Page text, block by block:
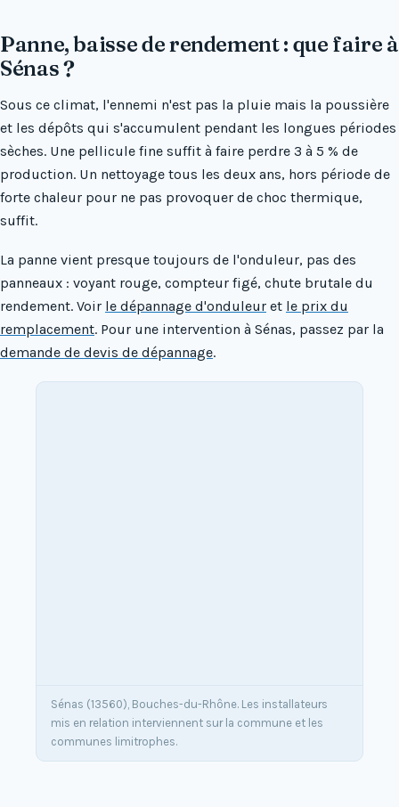
Panne, baisse de rendement : que faire à
Sénas ?
Sous ce climat, l'ennemi n'est pas la pluie mais la poussière
et les dépôts qui s'accumulent pendant les longues périodes
sèches. Une pellicule fine suffit à faire perdre 3 à 5 % de
production. Un nettoyage tous les deux ans, hors période de
forte chaleur pour ne pas provoquer de choc thermique,
suffit.
La panne vient presque toujours de l'onduleur, pas des
panneaux : voyant rouge, compteur figé, chute brutale du
rendement. Voir le dépannage d'onduleur et le prix du
remplacement. Pour une intervention à Sénas, passez par la
demande de devis de dépannage.
Sénas (13560), Bouches-du-Rhône. Les installateurs
mis en relation interviennent sur la commune et les
communes limitrophes.